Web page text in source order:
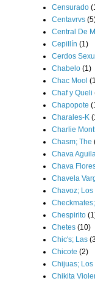
Censurado
Centavrvs
Central De
Cepillín (1)
Cerdos
Chabelo (1)
Chac Mool
Chaf y Queli
Chapopote
Charales-K
Charlie
Chasm; The
Chava
Chava
Chavela
Chavoz; Los
Chespirito
Chetes (10)
Chic's; Las
Chicote (2)
Chijuas; Los
Chikita